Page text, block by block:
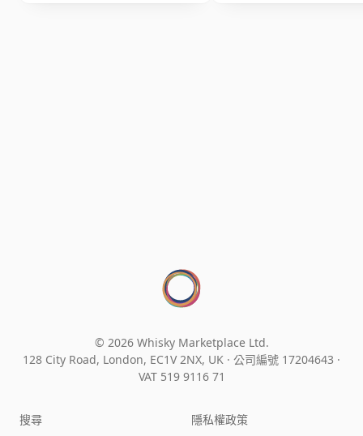
© 2026 Whisky Marketplace Ltd.
128 City Road, London, EC1V 2NX, UK · 公司編號 17204643 ·
VAT 519 9116 71
搜尋 隱私權政策